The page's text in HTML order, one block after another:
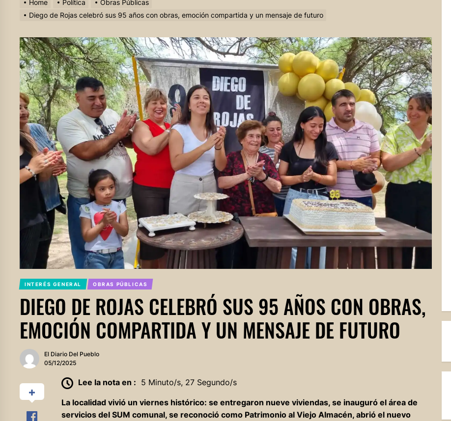
Home Política
Obras Públicas
Diego de Rojas celebró sus 95 años con obras, emoción compartida y un mensaje de futuro
INTERÉS GENERAL OBRAS PÚBLICAS
DIEGO DE ROJAS CELEBRÓ SUS 95 AÑOS CON OBRAS,
EMOCIÓN COMPARTIDA Y UN MENSAJE DE FUTURO
El Diario Del Pueblo
05/12/2025
Lee la nota en : 5 Minuto/s, 27 Segundo/s
La localidad vivió un viernes histórico: se entregaron nueve viviendas, se inauguró el área de
servicios del SUM comunal, se reconoció como Patrimonio al Viejo Almacén, abrió el nuevo